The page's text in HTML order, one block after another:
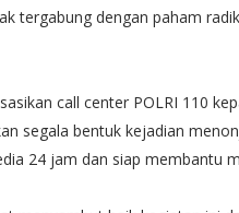
tergabung dengan paham
call center POLRI 110
segala bentuk kejadian
24 jam dan siap membantu